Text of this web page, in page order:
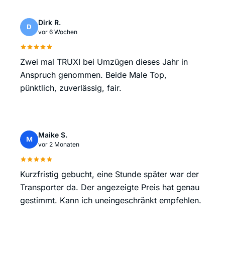
D
Dirk R.
vor 6 Wochen
Zwei mal TRUXI bei Umzügen dieses Jahr in
Anspruch genommen. Beide Male Top,
pünktlich, zuverlässig, fair.
M
Maike S.
vor 2 Monaten
Kurzfristig gebucht, eine Stunde später war der
Transporter da. Der angezeigte Preis hat genau
gestimmt. Kann ich uneingeschränkt empfehlen.